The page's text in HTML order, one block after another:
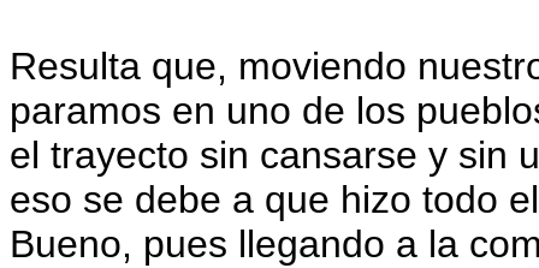
Resulta que, moviendo
paramos en uno de los
el trayecto sin cansarse y sin
eso se debe a que hizo todo
Bueno, pues llegando a la